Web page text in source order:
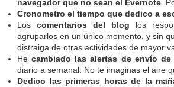
navegador que no sean el Evernote .
Cronometro el tiempo que dedico a
Loscomentarios del blog los
agruparlos en un único momento, y sin
distraiga de otras actividades de mayor
Hecambiado las alertas de envío
diario a semanal. No te imaginas el aire
Dedico las primeras horas de la